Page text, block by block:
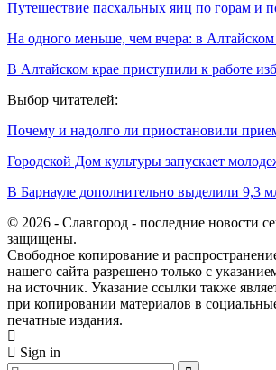
Путешествие пасхальных яиц по горам и
На одного меньше, чем вчера: в
В Алтайском крае приступили к работе
Выбор читателей:
Почему и надолго ли приостановили
Городской Дом культуры запускает
В Барнауле дополнительно выделили 9,3
© 2026 - Славгород - последние новости
защищены.
Свободное копирование и
нашего сайта разрешено только с
на источник. Указание ссылки также
при копировании материалов в
печатные издания.
Sign in